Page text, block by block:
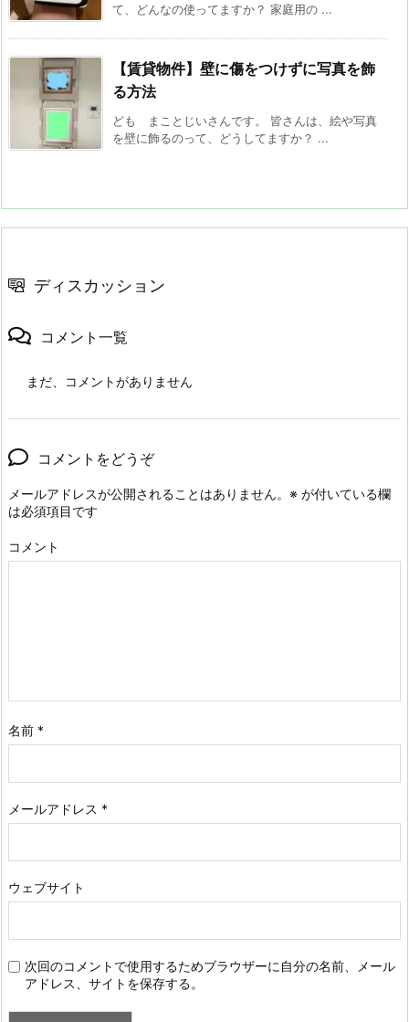
て、どんなの使ってますか？ 家庭用の ...
【賃貸物件】壁に傷をつけずに写真を飾
る方法
ども まことじいさんです。 皆さんは、絵や写真
を壁に飾るのって、どうしてますか？ ...
ディスカッション
コメント一覧
まだ、コメントがありません
コメントをどうぞ
メールアドレスが公開されることはありません。 ※ が付いている欄
は必須項目です
コメント
名前 *
メールアドレス *
ウェブサイト
次回のコメントで使用するためブラウザーに自分の名前、メール
アドレス、サイトを保存する。